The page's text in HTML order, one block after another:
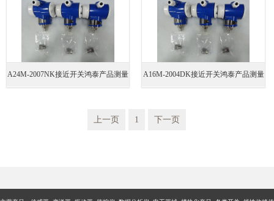
A24M-2007NK接近开关鸿泰产品测量 A16M-2004DK接近开关鸿泰产品测量
上一页 1 下一页